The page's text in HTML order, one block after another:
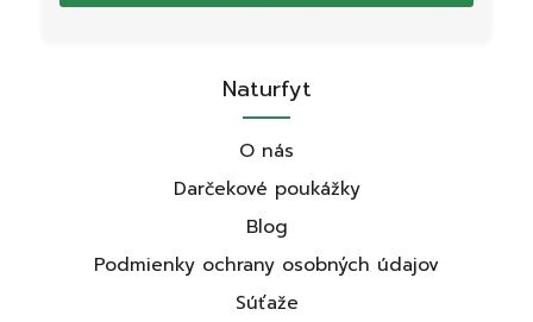
Naturfyt
O nás
Darčekové poukážky
Blog
Podmienky ochrany osobných údajov
Súťaže